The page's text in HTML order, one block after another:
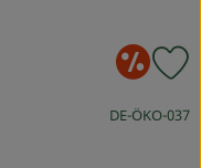
,DE-ÖKO-037